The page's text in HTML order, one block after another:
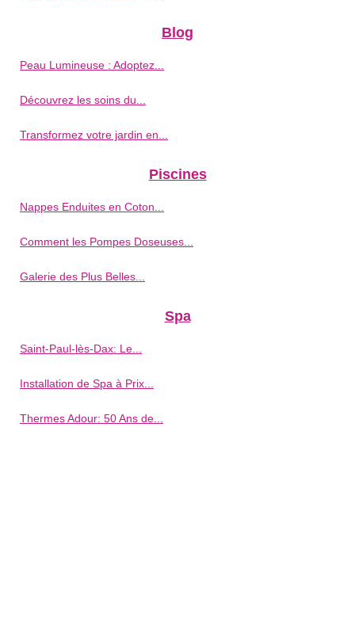
Blog
Peau Lumineuse : Adoptez...
Découvrez les soins du...
Transformez votre jardin en...
Piscines
Nappes Enduites en Coton...
Comment les Pompes Doseuses...
Galerie des Plus Belles...
Spa
Saint-Paul-lès-Dax: Le...
Installation de Spa à Prix...
Thermes Adour: 50 Ans de...